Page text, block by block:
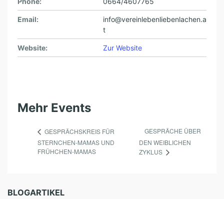
B
T
S
A
N
Email:
info@vereinlebenliebenlachen.a
t
Website: Zur Website
Mehr Events
GESPRÄCHSKREIS FÜR
STERNCHEN-MAMAS UND
FRÜHCHEN-MAMAS
GESPRÄCHE ÜBER
DEN WEIBLICHEN
ZYKLUS
BLOGARTIKEL